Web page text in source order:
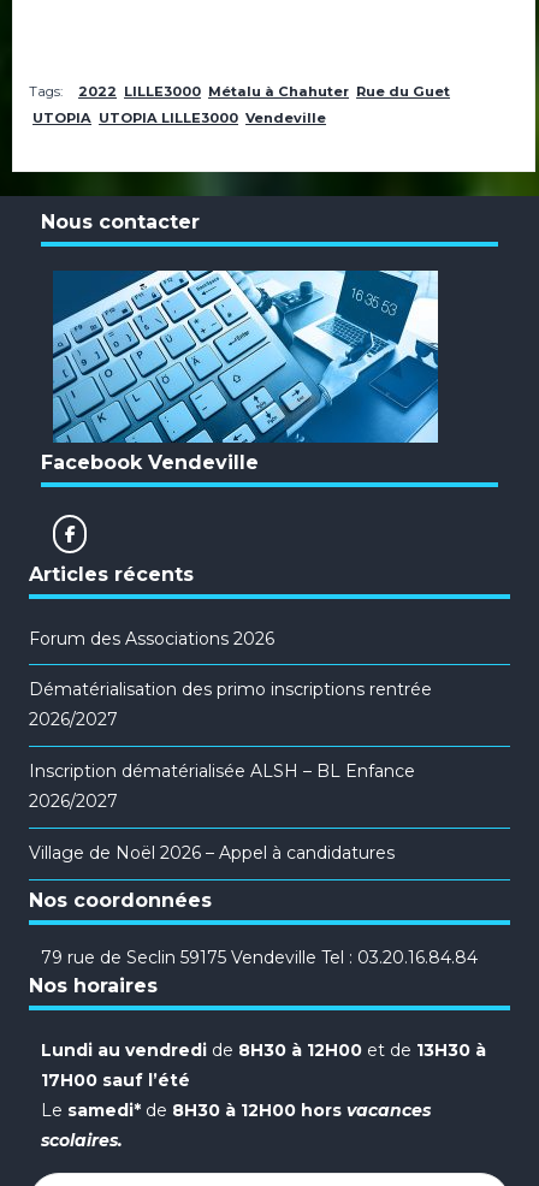
Tags: 2022 LILLE3000 Métalu à Chahuter Rue du Guet
UTOPIA UTOPIA LILLE3000 Vendeville
Nous contacter
Facebook Vendeville
Articles récents
Forum des Associations 2026
Dématérialisation des primo inscriptions rentrée
2026/2027
Inscription dématérialisée ALSH – BL Enfance
2026/2027
Village de Noël 2026 – Appel à candidatures
Nos coordonnées
79 rue de Seclin 59175 Vendeville Tel : 03.20.16.84.84
Nos horaires
Lundi au vendredi de 8H30 à 12H00 et de 13H30 à
17H00 sauf l’été
Le samedi* de 8H30 à 12H00 hors vacances
scolaires.
Rechercher :